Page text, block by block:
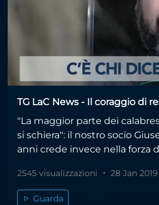
TG LaC News - Il coraggio di
"La maggior parte dei
si schiera": il nostro socio
anni crede invece nella forza
2545 visualizzazioni 28 Jan 2019
Guarda